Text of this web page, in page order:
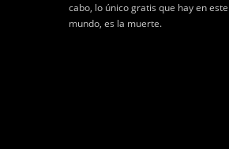
cabo, lo único gratis que hay en este
mundo, es la muerte.